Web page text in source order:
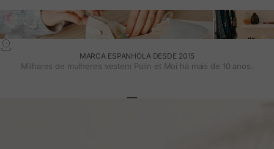
MARCA ESPANHOLA DESDE 2015
Milhares de mulheres vestem Polin et Moi há mais de 10 anos.